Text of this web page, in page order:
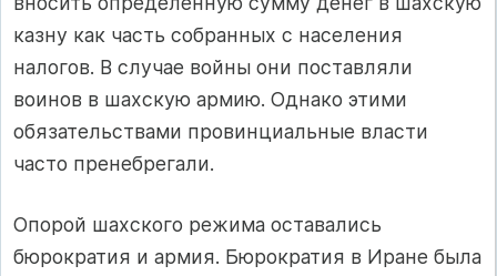
казну как часть собранных с населения
налогов. В случае войны они поставляли
воинов в шахскую армию. Однако этими
обязательствами провинциальные власти
часто пренебрегали.
Опорой шахского режима оставались
бюрократия и армия. Бюрократия в Иране была